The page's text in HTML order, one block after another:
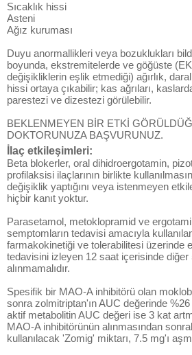
Sıcaklık hissi
Asteni
Ağız kuruması
Duyu anormallikleri veya bozuklukları
boyunda, ekstremitelerde ve göğüste
değişikliklerin eşlik etmediği) ağırlık,
hissi ortaya çıkabilir; kas ağrıları,
parestezi ve dizestezi görülebilir.
BEKLENMEYEN BİR ETKİ
DOKTORUNUZA BAŞVURUNUZ.
İlaç etkileşimleri:
Beta blokerler, oral dihidroergotamin,
profilaksisi ilaçlarının birlikte
değişiklik yaptığını veya istenmeyen
hiçbir kanıt yoktur.
Parasetamol, metoklopramid ve
semptomların tedavisi amacıyla
farmakokinetiği ve tolerabilitesi üzerinde
tedavisini izleyen 12 saat içerisinde
alınmamalıdır.
Spesifik bir MAO-A inhibitörü olan
sonra zolmitriptan'ın AUC değerinde
aktif metabolitin AUC değeri ise 3 kat
MAO-A inhibitörünün alınmasından
kullanılacak 'Zomig' miktarı, 7.5 mg'ı